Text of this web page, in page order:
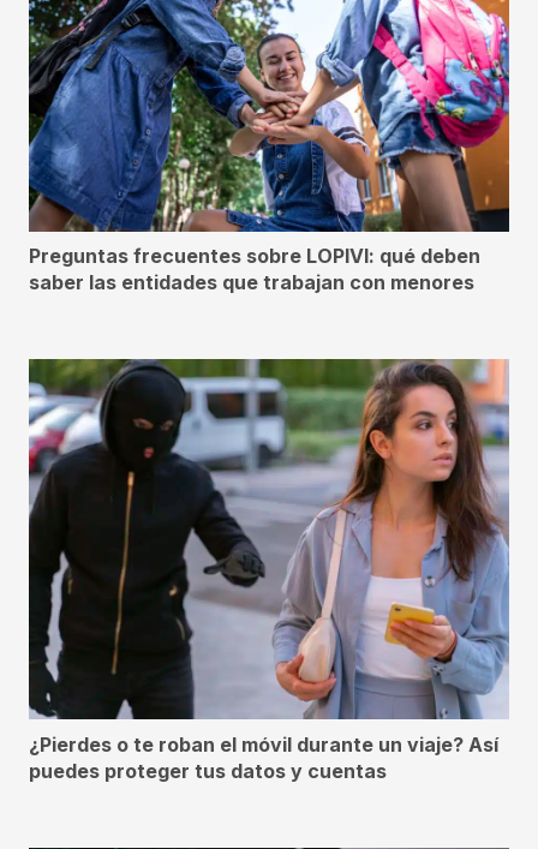
Preguntas frecuentes sobre LOPIVI: qué deben
saber las entidades que trabajan con menores
¿Pierdes o te roban el móvil durante un viaje? Así
puedes proteger tus datos y cuentas